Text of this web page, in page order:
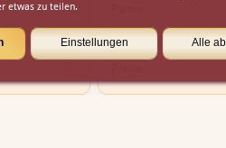
etwas zu teilen.
Einstellungen Alle